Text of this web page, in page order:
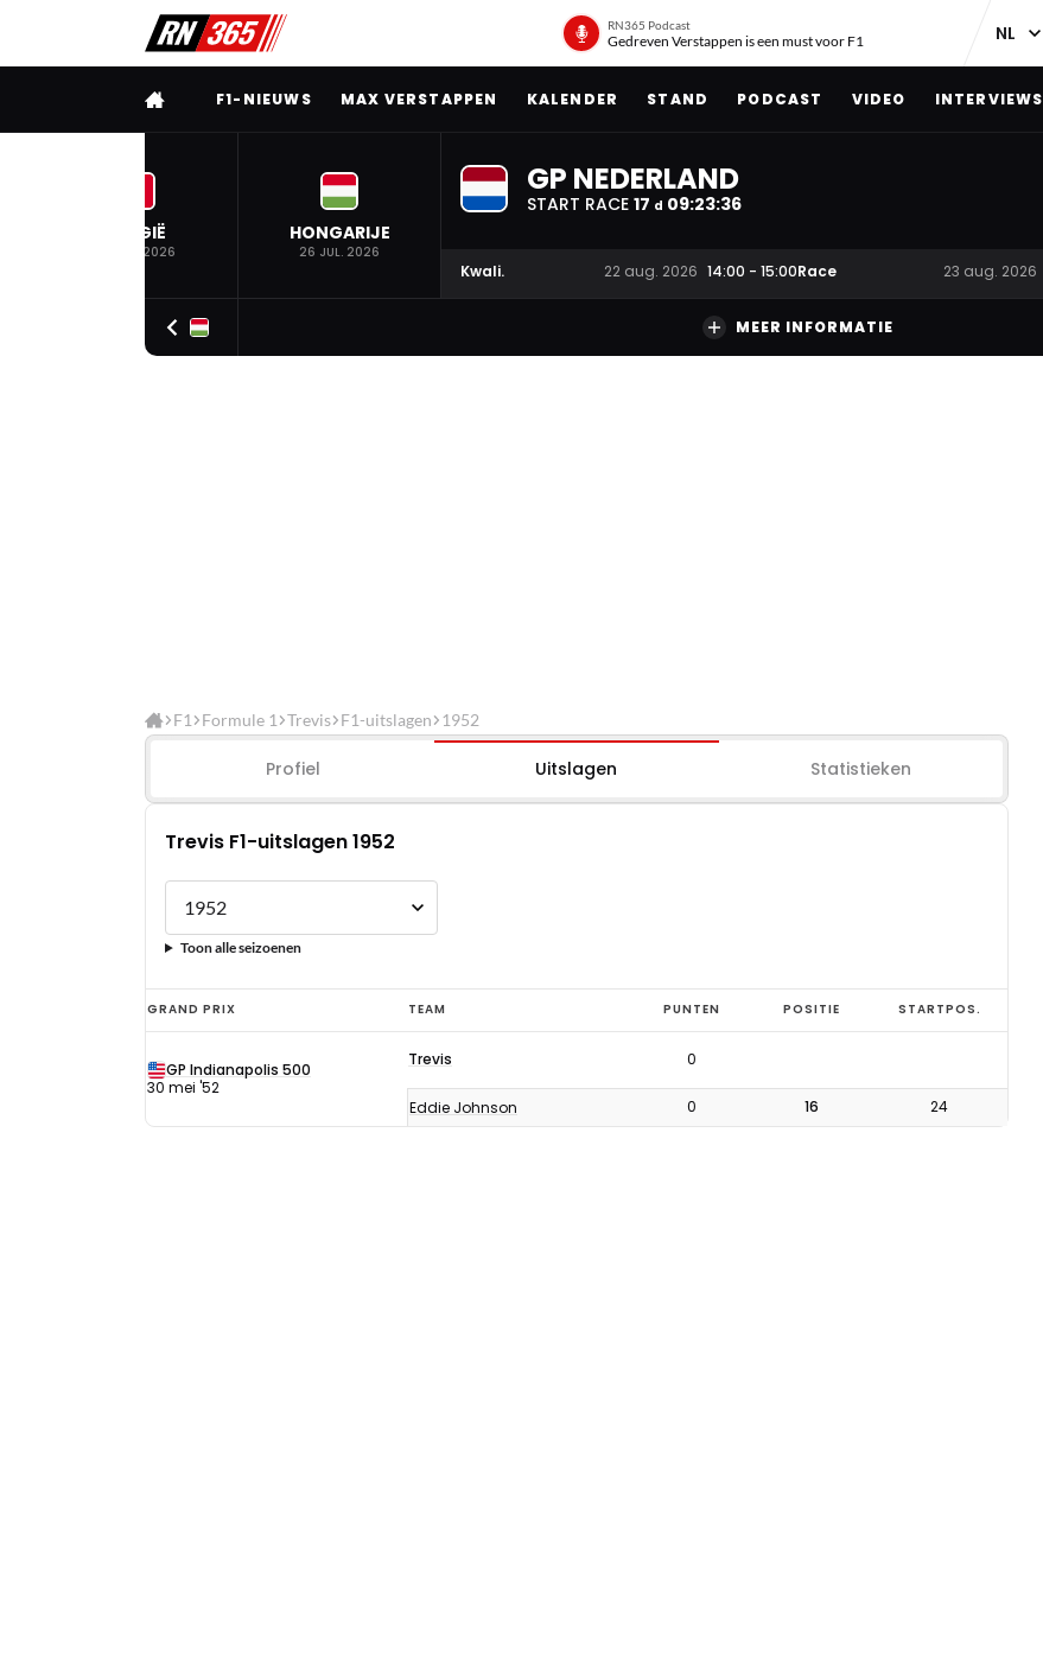
RN365 Podcast
Gedreven Verstappen is een must voor F1
VOLLEDIG MENU
F1-NIEUWS MAX VERSTAPPEN KALENDER STAND PODCAST VIDEO INTERVIEWS
BELGIË
19 JUL. 2026
HONGARIJE
26 JUL. 2026
GP NEDERLAND
START RACE 17 d 09:23:35
Kwali. 22 aug. 2026 14:00 - 15:00Race 23 aug. 2026
MEER INFORMATIE
F1 Formule 1 Trevis F1-uitslagen 1952
Profiel Uitslagen Statistieken
Trevis F1-uitslagen 1952
Toon alle seizoenen
Trevis
F1-
uitslagen
GRAND PRIX TEAM PUNTEN POSITIE STARTPOS.
GP Indianapolis 500
30 mei '52
Trevis 0
Eddie Johnson 0 16 24